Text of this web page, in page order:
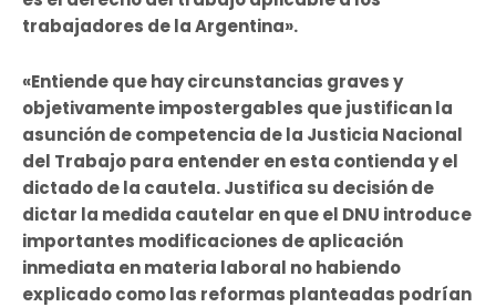
trabajadores de la Argentina».
«Entiende que hay circunstancias graves y
objetivamente impostergables que justifican la
asunción de competencia de la Justicia Nacional
del Trabajo para entender en esta contienda y el
dictado de la cautela. Justifica su decisión de
dictar la medida cautelar en que el DNU introduce
importantes modificaciones de aplicación
inmediata en materia laboral no habiendo
explicado como las reformas planteadas podrían